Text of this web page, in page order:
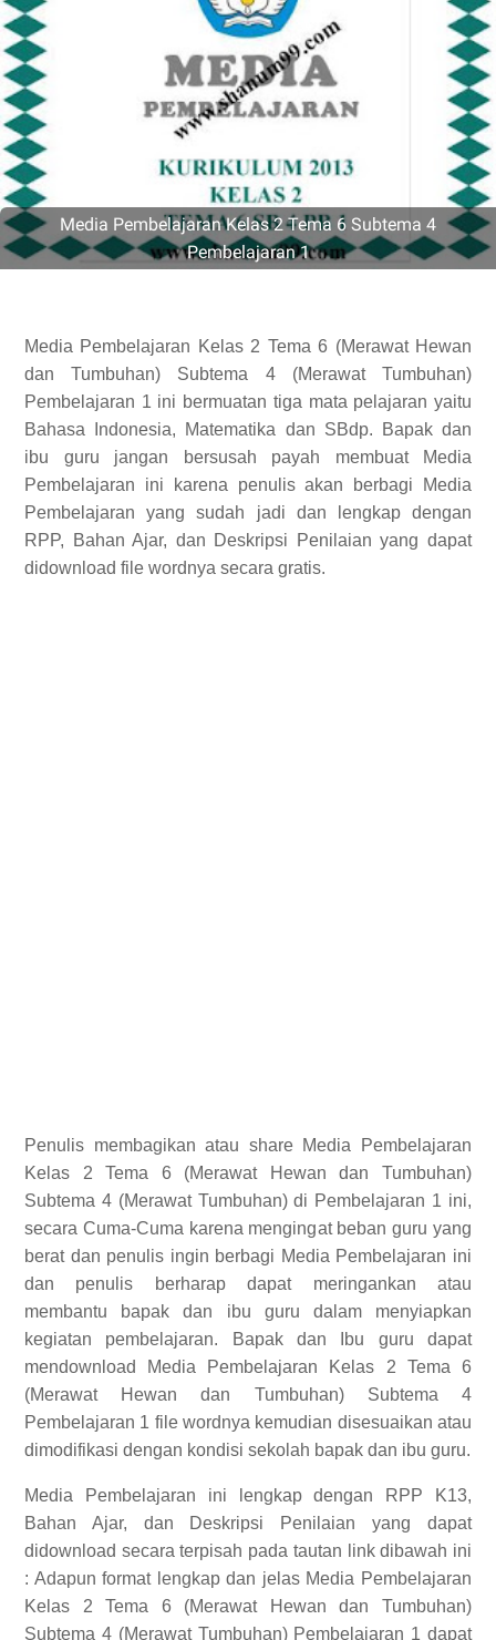
Media Pembelajaran Kelas 2 Tema 6 Subtema 4
Pembelajaran 1
Media Pembelajaran Kelas 2 Tema 6 (Merawat Hewan
dan Tumbuhan) Subtema 4 (Merawat Tumbuhan)
Pembelajaran 1 ini bermuatan tiga mata pelajaran yaitu
Bahasa Indonesia, Matematika dan SBdp. Bapak dan
ibu guru jangan bersusah payah membuat Media
Pembelajaran ini karena penulis akan berbagi Media
Pembelajaran yang sudah jadi dan lengkap dengan
RPP, Bahan Ajar, dan Deskripsi Penilaian yang dapat
didownload file wordnya secara gratis.
Penulis membagikan atau share Media Pembelajaran
Kelas 2 Tema 6 (Merawat Hewan dan Tumbuhan)
Subtema 4 (Merawat Tumbuhan) di Pembelajaran 1 ini,
secara Cuma-Cuma karena mengingat beban guru yang
berat dan penulis ingin berbagi Media Pembelajaran ini
dan penulis berharap dapat meringankan atau
membantu bapak dan ibu guru dalam menyiapkan
kegiatan pembelajaran. Bapak dan Ibu guru dapat
mendownload Media Pembelajaran Kelas 2 Tema 6
(Merawat Hewan dan Tumbuhan) Subtema 4
Pembelajaran 1 file wordnya kemudian disesuaikan atau
dimodifikasi dengan kondisi sekolah bapak dan ibu guru.
Media Pembelajaran ini lengkap dengan RPP K13,
Bahan Ajar, dan Deskripsi Penilaian yang dapat
didownload secara terpisah pada tautan link dibawah ini
: Adapun format lengkap dan jelas Media Pembelajaran
Kelas 2 Tema 6 (Merawat Hewan dan Tumbuhan)
Subtema 4 (Merawat Tumbuhan) Pembelajaran 1 dapat